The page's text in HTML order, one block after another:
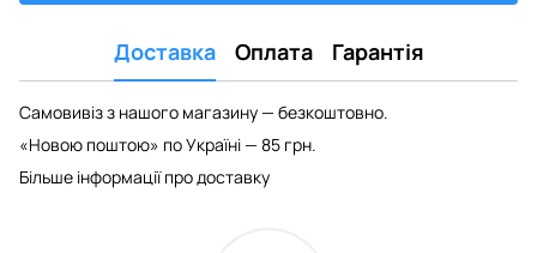
Доставка Оплата Гарантія
Самовивіз з нашого магазину — безкоштовно.
«Новою поштою» по Україні — 85 грн.
Більше інформації про доставку